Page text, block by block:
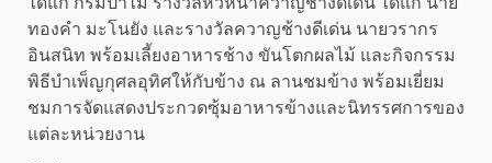
ทองคำ มะโนยัง และรางวัลควาญช้างดีเด่น นายวรากร
อินสนิท พร้อมเลี้ยงอาหารช้าง ขันโตกผลไม้ และกิจกรรม
พิธีบำเพ็ญกุศลอุทิศให้กับข้าง ณ ลานชมข้าง พร้อมเยี่ยม
ชมการจัดแสดงประกวดซุ้มอาหารข้างและนิทรรศการของ
แต่ละหน่วยงาน